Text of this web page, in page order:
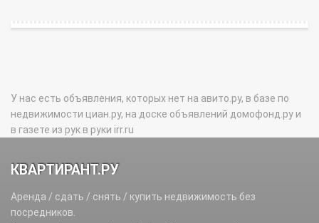
У нас есть объявления, которых нет на авито.ру, в базе по
недвижимости циан.ру, на доске объявлений домофонд.ру и
в газете из рук в руки irr.ru
КВАРТИРАНТ.РУ
Аренда / сдать / снять / купить недвижимость без
посредников.